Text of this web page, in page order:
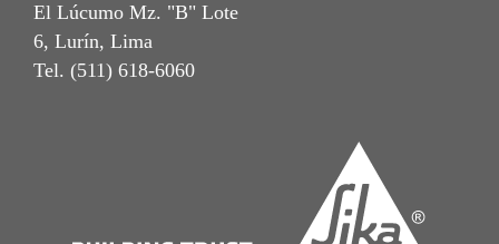
El Lúcumo Mz. "B" Lote
6, Lurín, Lima
Tel. (511) 618-6060